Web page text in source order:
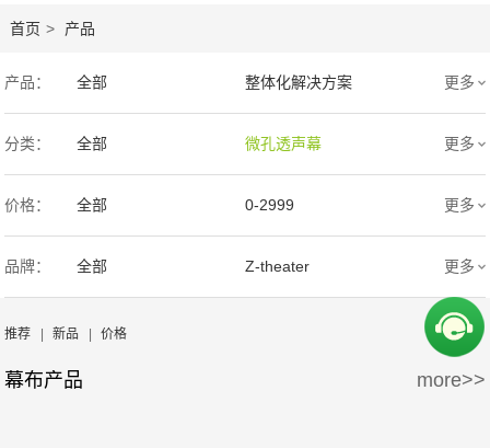
首页 > 产品
产品： 全部 整体化解决方案
音响产品 投影产品
专业扩声音箱 幕布产品
声学产品 智能产品
周边产品
更多
分类： 全部 微孔透声幕
编织透声幕 高清4K幕布
更多
价格： 全部 0-2999
3000-9999 1万-5万
5万-15万
30万-50万
更多
品牌： 全部 Z-theater
Screen Excellence
更多
推荐 | 新品 | 价格
幕布产品 more>>